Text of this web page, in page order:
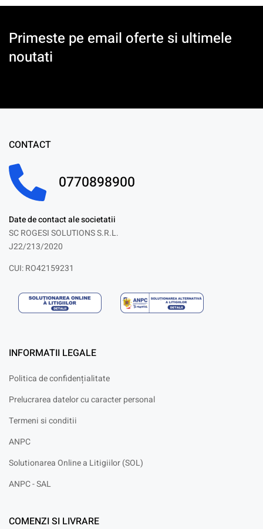
Primeste pe email oferte si ultimele
noutati
CONTACT
0770898900
Date de contact ale societatii
SC ROGESI SOLUTIONS S.R.L.
J22/213/2020
CUI: RO42159231
INFORMATII LEGALE
Politica de confidențialitate
Prelucrarea datelor cu caracter personal
Termeni si conditii
ANPC
Solutionarea Online a Litigiilor (SOL)
ANPC - SAL
COMENZI SI LIVRARE